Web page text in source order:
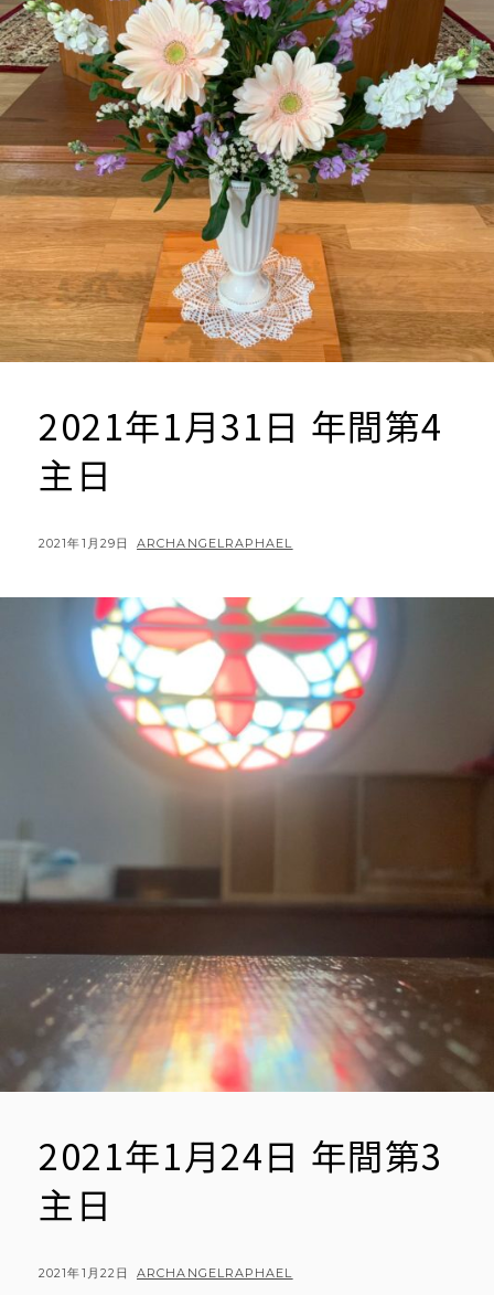
2021年1月31日 年間第4
主日
POSTED
2021年1月29日 BY
ARCHANGELRAPHAEL
2021年1月24日 年間第3
主日
POSTED
2021年1月22日 BY
ARCHANGELRAPHAEL